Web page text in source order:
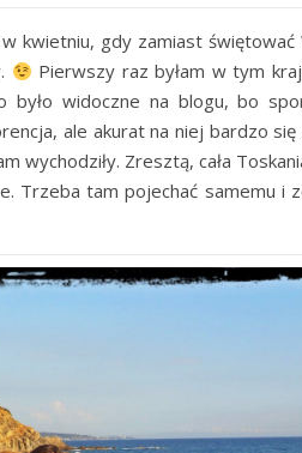
gdy zamiast świętować
Pierwszy raz byłam w tym
było widoczne na blogu, bo
ale akurat na niej bardzo
wychodziły. Zresztą, cała
Trzeba tam pojechać samemu i